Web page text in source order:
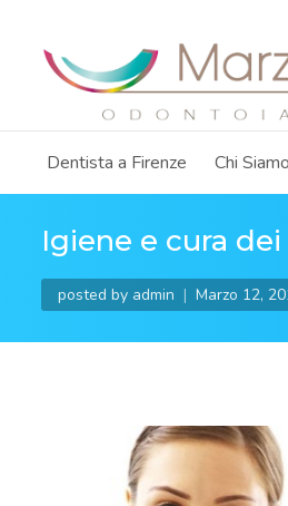
Dentista a Firenze Chi Siamo
Igiene e cura
posted by admin Marzo 12,